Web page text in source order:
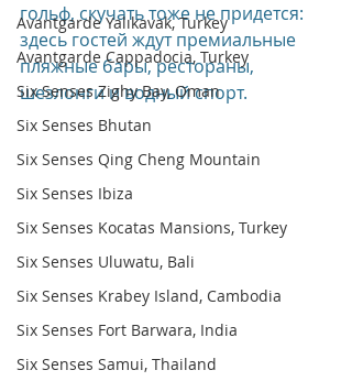
Avantgarde Yalıkavak, Turkey
Avantgarde Cappadocia, Turkey
Six Senses Zighy Bay, Oman
Six Senses Bhutan
Six Senses Qing Cheng Mountain
Six Senses Ibiza
Six Senses Kocatas Mansions, Turkey
Six Senses Uluwatu, Bali
Six Senses Krabey Island, Cambodia
Six Senses Fort Barwara, India
Six Senses Samui, Thailand
гольф, скучать тоже не придется:
здесь гостей ждут премиальные
пляжные бары, рестораны,
шезлонги и водный спорт.